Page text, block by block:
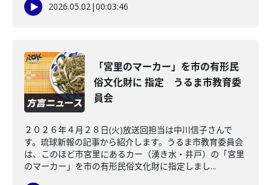
2026.05.02|00:03:46
「宮里のマーカー」を市の有形民
俗文化財に 指定 うるま市教育委
員会
２０２６年４月２８日(火)放送回担当は中川信子さんで
す。琉球新報の記事から紹介します。うるま市教育委員会
は、このほど市宮里にあるカー（湧き水・井戸）の「宮里
のマーカー」を市の有形民俗文化財に指定しまし...